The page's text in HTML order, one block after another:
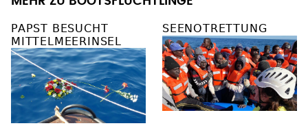
PAPST BESUCHT
MITTELMEERINSEL
SEENOTRETTUNG